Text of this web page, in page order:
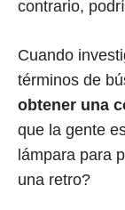
contrario,
Cuando
términos de
obtener una
que la gente
lámpara para
una retro?